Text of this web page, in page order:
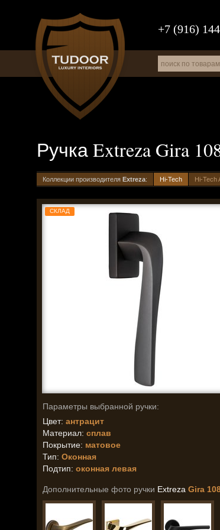
+7 (916)
Ручка Extreza Gira
Коллекции производителя Extreza: Hi-Tech Hi-Tech
СКЛАД
Параметры выбранной ручки:
Цвет: антрацит
Материал: сплав
Покрытие: матовое
Тип: Оконная
Подтип: оконная левая
Дополнительные фото ручки Extreza Gira